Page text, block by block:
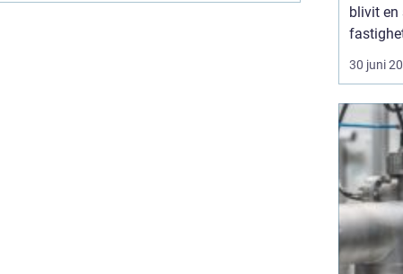
blivit en
mycket
vilka
minska
För
Örebro
om p...
30 juni